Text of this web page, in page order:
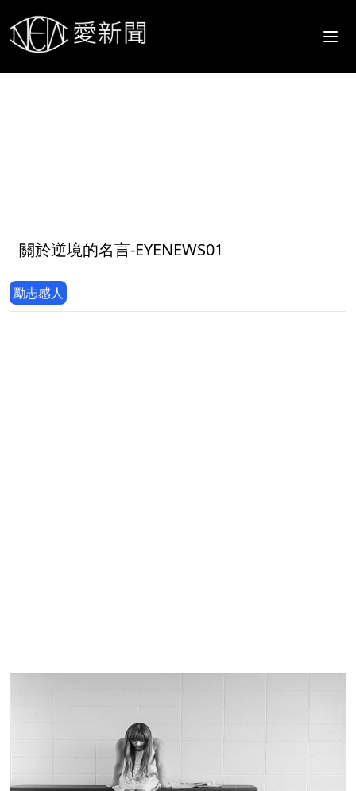
關於逆境的名言-EYENEWS01
勵志感人